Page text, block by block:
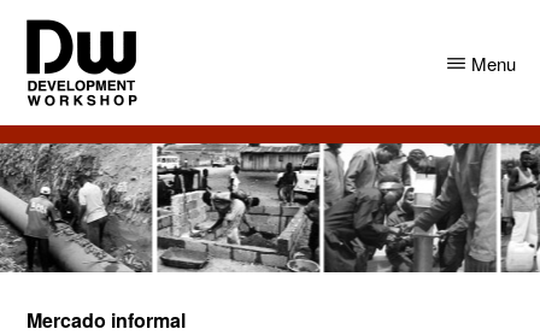
Skip
main
content
Skip
primary
sidebar
DW
Angola
Development
Workshop
Angola
Menu
Mercado informal